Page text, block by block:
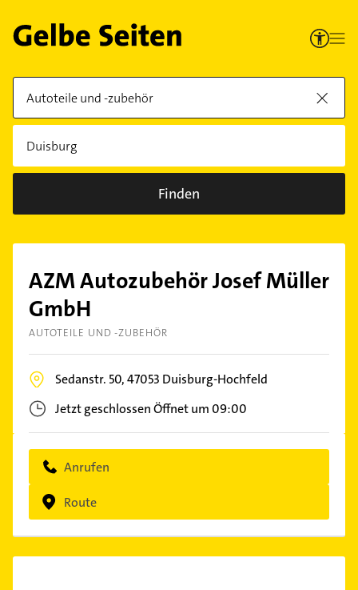
Finden
AZM Autozubehör Josef Müller
GmbH
AUTOTEILE UND -ZUBEHÖR
Sedanstr. 50,47053 Duisburg-Hochfeld
Jetzt geschlossenÖffnet um 09:00
Anrufen
Route